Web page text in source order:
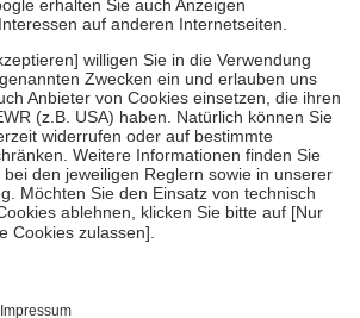
Versicherten für ihre eigene Gesundheit zu
Stellung der Familie zu unterstützen,
an bei:
bis zum vollendeten 18. Lebensjahr
Vorsorge und Früherkennung, die von der
dass es sich um echte Bewertungen